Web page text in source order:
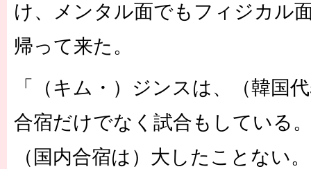
け、メンタル面でもフィジカル
帰って来た。
「（キム・）ジンスは、（韓国
合宿だけでなく試合もしている
（国内合宿は）大したことない